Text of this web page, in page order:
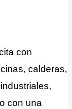
con
calderas,
con una